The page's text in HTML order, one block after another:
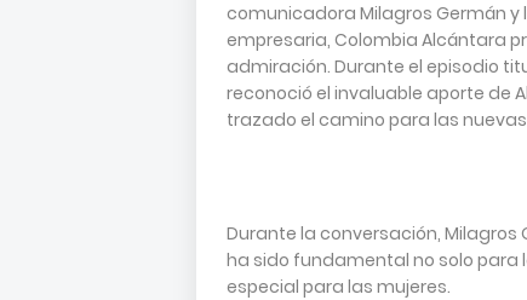
comunicadora Milagros Germán
empresaria, Colombia Alcántara
admiración. Durante el episodio
reconoció el invaluable aporte de
trazado el camino para las
Durante la conversación,
ha sido fundamental no solo para
especial para las mujeres.